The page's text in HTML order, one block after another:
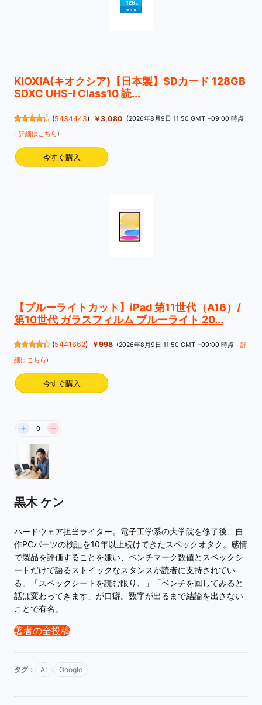
KIOXIA(キオクシア)【日本製】SDカード 128GB
SDXC UHS-I Class10 読...
(5434443) ￥3,080
(2026年8月9日 11:50 GMT +09:00 時点
- 詳細はこちら)
今すぐ購入
【ブルーライトカット】iPad 第11世代（A16）/
第10世代 ガラスフィルム ブルーライト 20...
(5441662) ￥998 (2026年8月9日 11:50 GMT +09:00 時点 -詳
細はこちら)
今すぐ購入
0
黒木 ケン
ハードウェア担当ライター。電子工学系の大学院を修了後、自
作PCパーツの検証を10年以上続けてきたスペックオタク。感情
で製品を評価することを嫌い、ベンチマーク数値とスペックシ
ートだけで語るストイックなスタンスが読者に支持されてい
る。「スペックシートを読む限り、」「ベンチを回してみると
話は変わってきます」が口癖。数字が出るまで結論を出さない
ことで有名。
著者の全投稿
タグ： AI , Google